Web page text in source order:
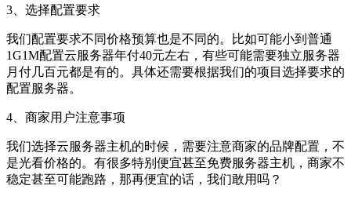
3、选择配置要求
我们配置要求不同价格预算也是不同的。比如可能小到普通
1G1M配置云服务器年付40元左右，有些可能需要独立服务器
月付几百元都是有的。具体还需要根据我们的项目选择要求的
配置服务器。
4、商家用户注意事项
我们选择云服务器主机的时候，需要注意商家的品牌配置，不
是光看价格的。有很多特别便宜甚至免费服务器主机，商家不
稳定甚至可能跑路，那再便宜的话，我们敢用吗？